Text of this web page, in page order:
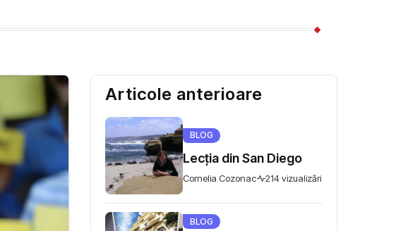
Articole anterioare
BLOG
Lecția din San Diego
Cornelia Cozonac 214 vizualizări
BLOG